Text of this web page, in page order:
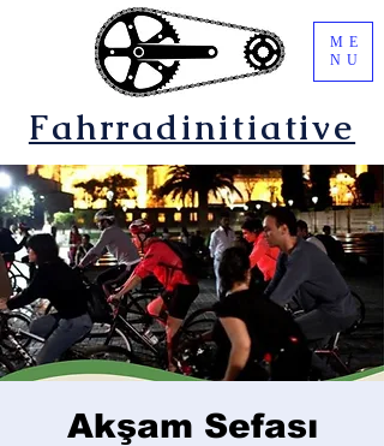
Fahrradinitiative
ME
NU
Akşam Sefası